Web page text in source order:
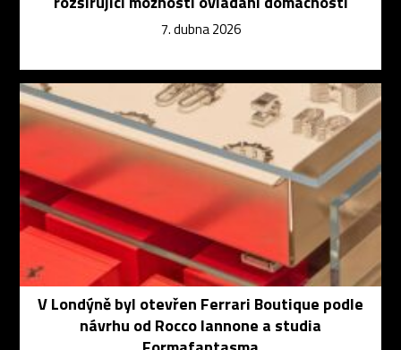
7. dubna 2026
V Londýně byl otevřen Ferrari Boutique podle
návrhu od Rocco Iannone a studia